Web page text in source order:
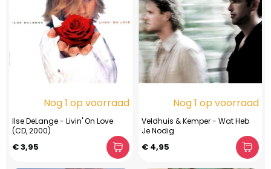
Nog 1 op voorraad
Ilse DeLange - Livin' On Love
(CD, 2000)
€ 3,95
Nog 1 op voorraad
Veldhuis & Kemper - Wat Heb
Je Nodig
€ 4,95